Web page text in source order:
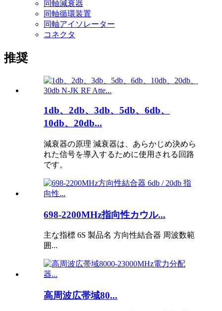
同軸減衰器
同軸循環装置
同軸アイソレーター
コネクタ
推奨
1db、2db、3db、5db、6db、
10db、20db...
減衰器の原理 減衰器は、あらかじめ決めら
れた信号を導入するために使用される回路
です。
698-2200MHz指向性カウル...
主な指標 6S 製品名 方向性結合器 周波数範
囲...
高周波広帯域80...